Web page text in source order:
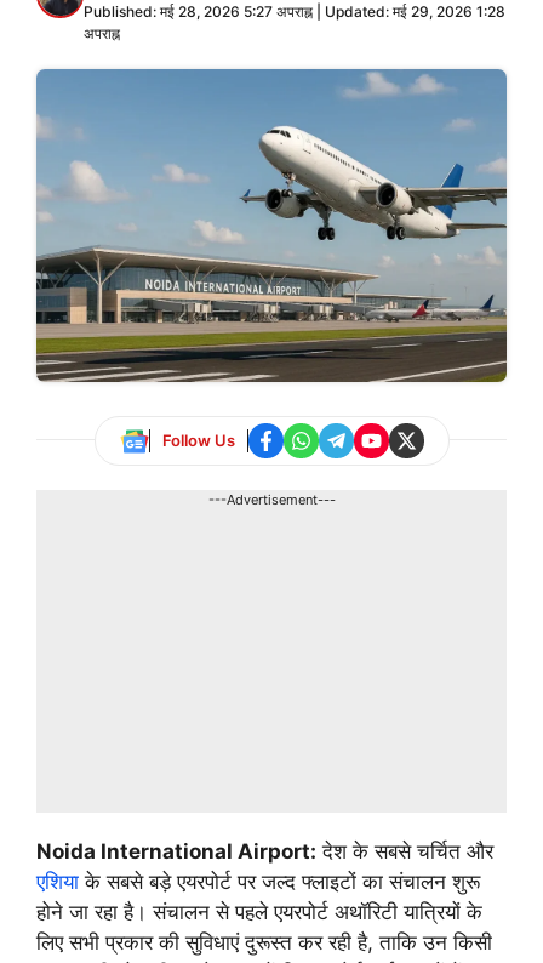
Published: मई 28, 2026 5:27 अपराह्न | Updated: मई 29, 2026 1:28
अपराह्न
Follow Us
---Advertisement---
Noida International Airport: देश के सबसे चर्चित और
एशिया के सबसे बड़े एयरपोर्ट पर जल्द फ्लाइटों का संचालन शुरू
होने जा रहा है। संचालन से पहले एयरपोर्ट अथॉरिटी यात्रियों के
लिए सभी प्रकार की सुविधाएं दुरूस्त कर रही है, ताकि उन किसी